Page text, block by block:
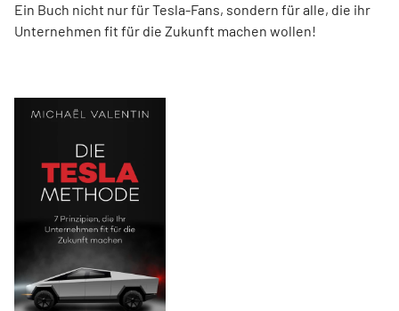
Ein Buch nicht nur für Tesla-Fans, sondern für alle, die ihr
Unternehmen fit für die Zukunft machen wollen!